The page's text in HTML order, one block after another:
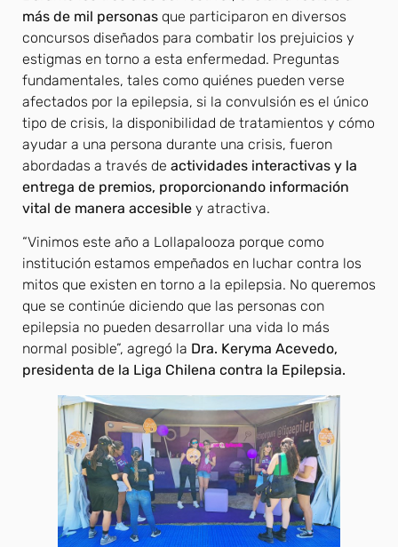
más de mil personas que participaron en diversos
concursos diseñados para combatir los prejuicios y
estigmas en torno a esta enfermedad. Preguntas
fundamentales, tales como quiénes pueden verse
afectados por la epilepsia, si la convulsión es el único
tipo de crisis, la disponibilidad de tratamientos y cómo
ayudar a una persona durante una crisis, fueron
abordadas a través de actividades interactivas y la
entrega de premios, proporcionando información
vital de manera accesible y atractiva.
“Vinimos este año a Lollapalooza porque como
institución estamos empeñados en luchar contra los
mitos que existen en torno a la epilepsia. No queremos
que se continúe diciendo que las personas con
epilepsia no pueden desarrollar una vida lo más
normal posible”, agregó la Dra. Keryma Acevedo,
presidenta de la Liga Chilena contra la Epilepsia.